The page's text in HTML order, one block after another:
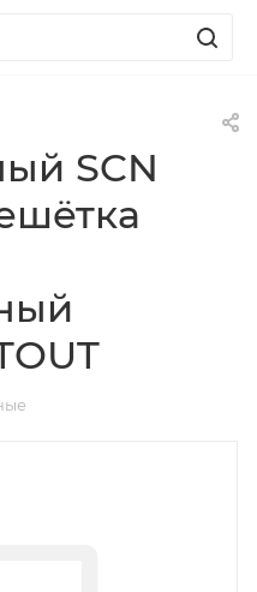
SCN